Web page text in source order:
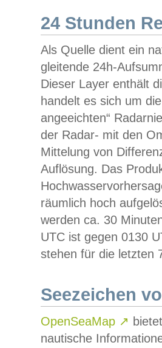
24 Stunden
Als Quelle dient ein
gleitende 24h-
Dieser Layer enthält
handelt es sich um
angeeichten“
der Radar- mit den
Mittelung von
Auflösung. Das
räumlich hoch
werden ca. 30
UTC ist gegen 0130
stehen für die letzten
Seezeichen
OpenSeaMap ↗
nautische